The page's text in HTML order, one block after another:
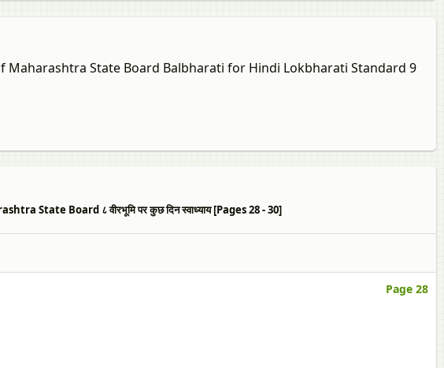
State Board Balbharati for Hindi Lokbharati Standard 9
Board ८ वीरभूमि पर कुछ दिन स्वाध्याय [Pages 28 - 30]
Page 28